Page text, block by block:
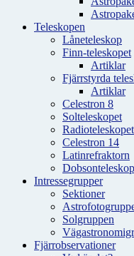
Teleskopen
Låneteleskop
Finn-teleskopet
Artiklar
Fjärrstyrda
Artiklar
Celestron 8
Solteleskopet
Radioteleskopet
Celestron 14
Latinrefraktorn
Dobsonteleskop
Intressegrupper
Sektioner
Solgruppen
Fjärrobservationer